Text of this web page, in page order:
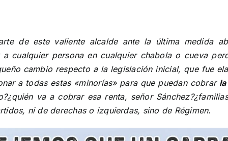
de este valiente alcalde ante la última medida
cualquier persona en cualquier chabola o cueva
cambio respecto a la legislación inicial, que fue
a todas estas «minorías» para que puedan cobrar
va a cobrar esa renta, señor
ni de derechas o izquierdas, sino de Régimen.